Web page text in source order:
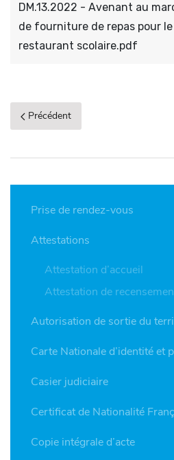
DM.13.2022 - Avenant au
de fourniture de repas pour le
restaurant scolaire.pdf
Précédent
Prise de rendez-vous
Attestations
Attestation d’accueil
Attestation de
Autorisation de sortie du
Carte Nationale d’identité et
Casier judiciaire
Certificat de Nationalité
Copie intégrale d’acte